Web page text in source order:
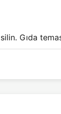
Gıda